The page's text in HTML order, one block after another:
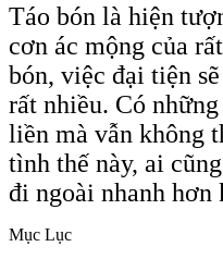
Táo bón là hiện
cơn ác mộng của
bón, việc đại tiện
rất nhiều. Có
liền mà vẫn không
tình thế này, ai
đi ngoài nhanh hơn
Mục Lục